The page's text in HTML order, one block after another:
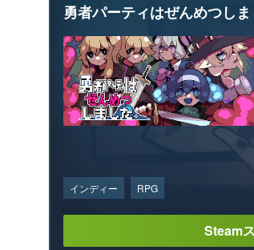
勇者パーティはぜんめつしま
インディー RPG
Steam